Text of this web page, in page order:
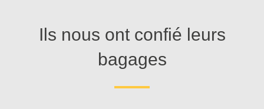
Ils nous ont confié leurs
bagages